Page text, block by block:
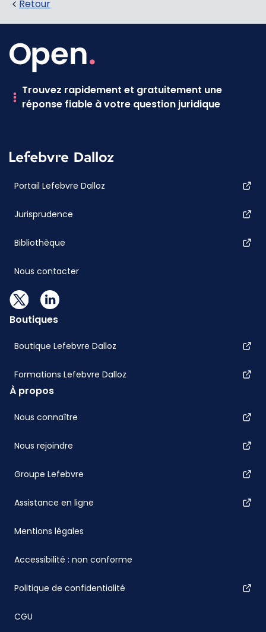
Retour
Trouvez rapidement et gratuitement une
réponse fiable à votre question juridique
Portail Lefebvre Dalloz
Jurisprudence
Bibliothèque
Nous contacter
Boutiques
Boutique Lefebvre Dalloz
Formations Lefebvre Dalloz
À propos
Nous connaître
Nous rejoindre
Groupe Lefebvre
Assistance en ligne
Mentions légales
Accessibilité : non conforme
Politique de confidentialité
CGU